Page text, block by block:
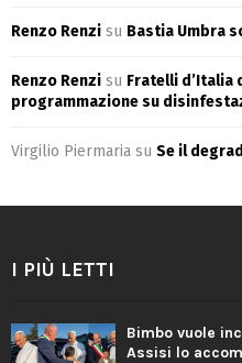
Renzo Renzi su Bastia Umbra
Renzo Renzi su Fratelli d’Italia
programmazione su
Virgilio Piermaria su Se il
I PIÙ LETTI
Bimbo vuole
Assisi lo